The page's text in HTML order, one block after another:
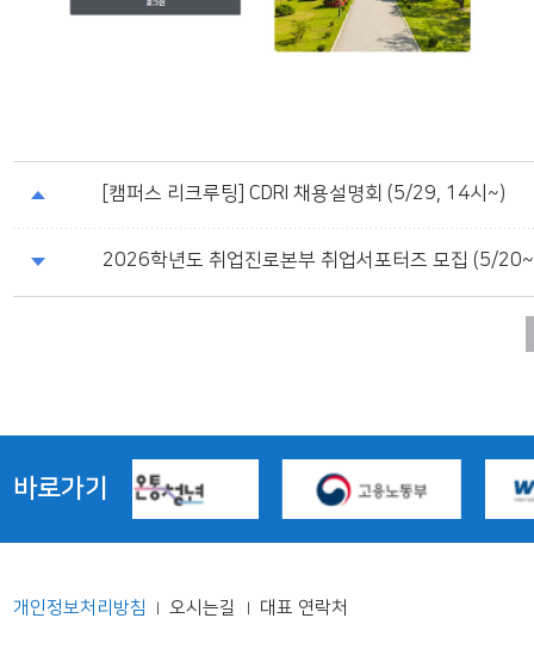
[캠퍼스 리크루팅] CDRI 채용설명회 (5/29, 14시~)
2026학년도 취업진로본부 취업서포터즈 모집 (5/
바로가기
개인정보처리방침 | 오시는길 | 대표 연락처